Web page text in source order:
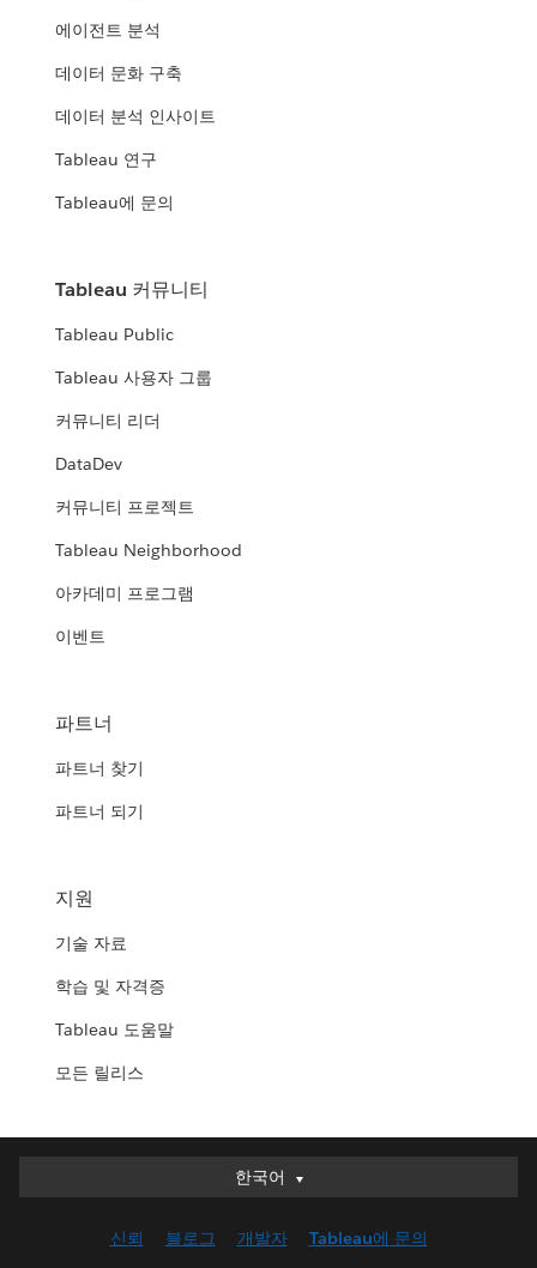
에이전트 분석
데이터 문화 구축
데이터 분석 인사이트
Tableau 연구
Tableau에 문의
Tableau 커뮤니티
Tableau Public
Tableau 사용자 그룹
커뮤니티 리더
DataDev
커뮤니티 프로젝트
Tableau Neighborhood
아카데미 프로그램
이벤트
파트너
파트너 찾기
파트너 되기
지원
기술 자료
학습 및 자격증
Tableau 도움말
모든 릴리스
한국어
한국어
English (UK)
신뢰 블로그 개발자 Tableau에 문의